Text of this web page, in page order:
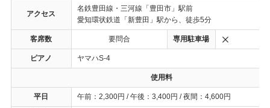
アクセス
名鉄豊田線・三河線「豊田市」駅前
愛知環状鉄道「新豊田」駅から、徒歩5分
客席数 要問合 専用駐車場
ピアノ ヤマハS-4
使用料
平日 午前：2,300円 / 午後：3,400円 / 夜間：4,600円